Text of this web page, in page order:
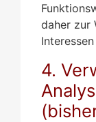
daher zur
4.